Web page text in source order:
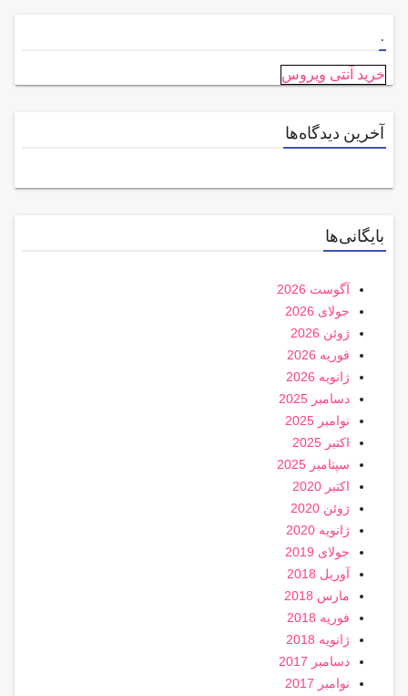
.
خرید آنتی ویروس
آخرین دیدگاه‌ها
بایگانی‌ها
آگوست 2026
جولای 2026
ژوئن 2026
فوریه 2026
ژانویه 2026
دسامبر 2025
نوامبر 2025
اکتبر 2025
سپتامبر 2025
اکتبر 2020
ژوئن 2020
ژانویه 2020
جولای 2019
آوریل 2018
مارس 2018
فوریه 2018
ژانویه 2018
دسامبر 2017
نوامبر 2017